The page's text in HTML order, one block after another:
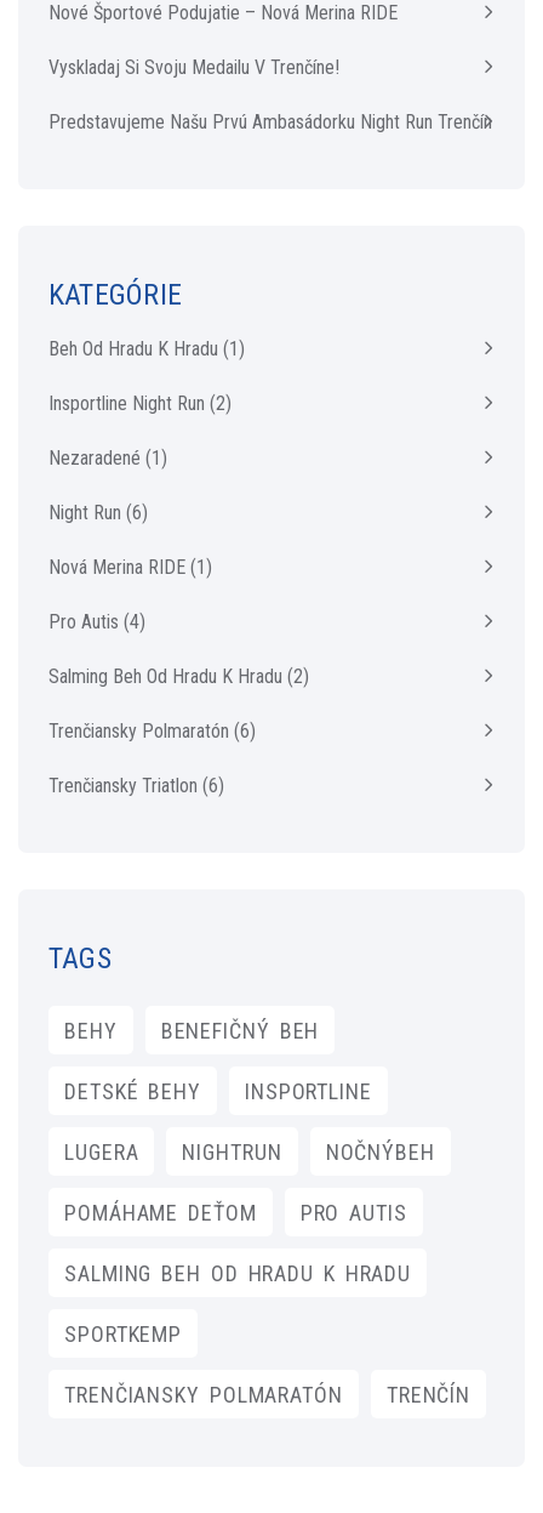
Nové Športové Podujatie – Nová Merina RIDE
Vyskladaj Si Svoju Medailu V Trenčíne!
Predstavujeme Našu Prvú Ambasádorku Night Run Trenčín
KATEGÓRIE
Beh Od Hradu K Hradu (1)
Insportline Night Run (2)
Nezaradené (1)
Night Run (6)
Nová Merina RIDE (1)
Pro Autis (4)
Salming Beh Od Hradu K Hradu (2)
Trenčiansky Polmaratón (6)
Trenčiansky Triatlon (6)
TAGS
BEHY BENEFIČNÝ BEH
DETSKÉ BEHY INSPORTLINE
LUGERA NIGHTRUN NOČNÝBEH
POMÁHAME DEŤOM PRO AUTIS
SALMING BEH OD HRADU K HRADU
SPORTKEMP
TRENČIANSKY POLMARATÓN TRENČÍN